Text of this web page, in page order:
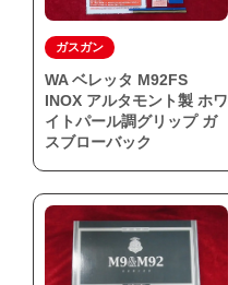
ガスガン
WA ベレッタ M92FS
INOX アルタモント製 ホワ
イトパール調グリップ ガ
スブローバック